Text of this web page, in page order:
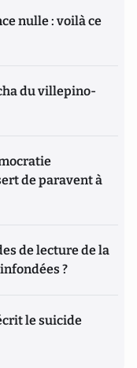
nulle : voilà ce
du villepino-
de paravent à
de lecture de la
?
le suicide